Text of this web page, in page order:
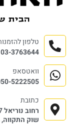
טלפון
03-3763644
וואטסאפ
5222505
כתובת
רחוב נוריאל 7 (שדרת הבשר)
שוק